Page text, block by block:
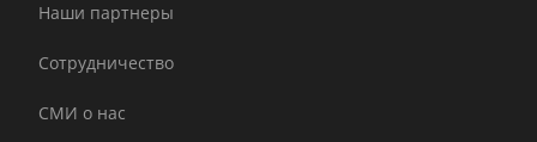
Наши партнеры
Сотрудничество
СМИ о нас